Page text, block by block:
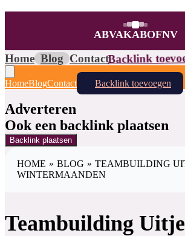
ABVAKABOFNV
Home Blog ContactBacklink
HomeBlogContact Backlink toevoegen
Adverteren
Ook een backlink plaatsen
Backlink plaatsen
HOME » BLOG » TEAMBUILDING
WINTERMAANDEN
Teambuilding